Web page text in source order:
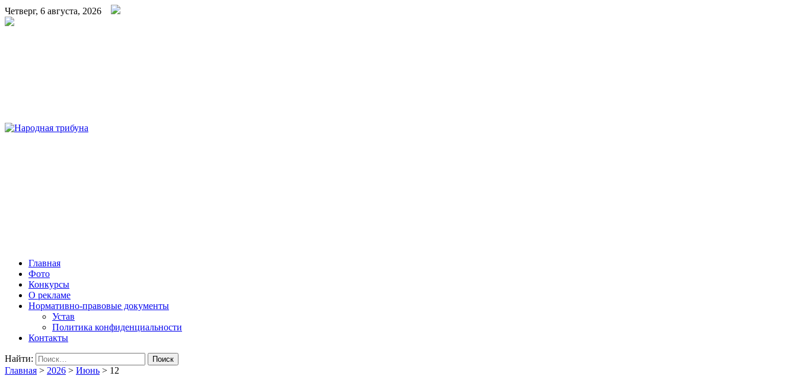
Четверг, 6 августа, 2026
Главная
Фото
Конкурсы
О рекламе
Нормативно-правовые документы
Устав
Политика конфиденциальности
Контакты
Найти:
Главная > 2026 > Июнь > 12